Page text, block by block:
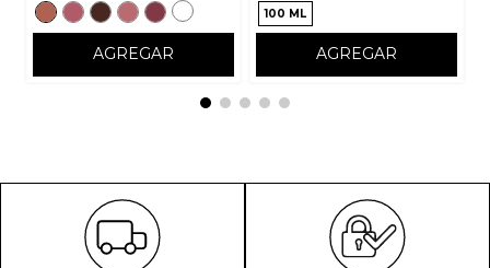
AGREGAR
100 ML
AGREGAR